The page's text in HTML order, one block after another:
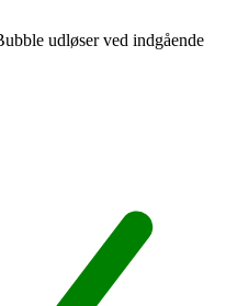
udløser ved indgående